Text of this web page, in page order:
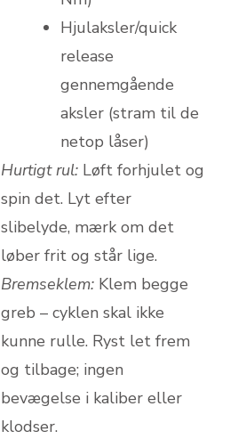
Hjulaksler/quick
release
gennemgående
aksler (stram til de
netop låser)
Hurtigt rul: Løft forhjulet og
spin det. Lyt efter
slibelyde, mærk om det
løber frit og står lige.
Bremseklem: Klem begge
greb – cyklen skal ikke
kunne rulle. Ryst let frem
og tilbage; ingen
bevægelse i kaliber eller
klodser.